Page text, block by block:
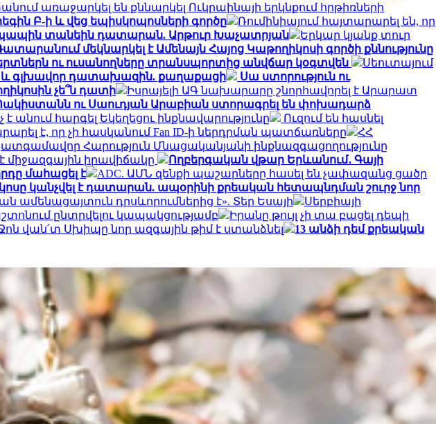
առաջարկել են քննարկել Ուկրաինայի երկնքում հրթիռների
Բ-ի և վեց եպիսկոպոսների գործը
Ռումինիայում հայտարարել են, որ
պապին տանեին դատարան. Արթուր Խաչատրյան
Երկար կյանք տուր
մեկնարկել է Ամենայն Հայոց Կաթողիկոսի գործի քննությունը
ու ուսանողները տրանսպորտից անվճար կօգտվեն
Սեուտայում
և գլխավոր դատախազին. քաղաքացի
Սա ստորություն ու
չե՞ն դատի
Իսրայելի ԱԳ նախարարը շնորհավորել է Արարատ
ու Սաուդյան Արաբիան ստորագրել են փոխադարձ
անում հարգել Եկեղեցու ինքնավարությունը
Ուզում են հասնել
է, որ չի հասկանում Fan ID-ի ներդրման պատճառները
ՀՀ
Հարություն Մնացականյանի ինքնազգացողությունը
միջազգային իրավիճակը
Ողբերգական վթար Երևանում․ Գայի
մահացել է
ADC. ԱՄՆ զենքի պաշարները հասել են չափազանց ցածր
կանչվել է դատարան. ապօրինի քրեական հետապնդման շուրջ նոր
ամենացայտուն դրսևորումներից է». Տեր Եսայի
Սերբիայի
ընտրվելու կապակցությամբ
Իրանը թույլ չի տա բացել դեպի
վան՛տ Սխիպը նոր ազգային թիմ է ստանձնել
13 անձի դեմ քրեական